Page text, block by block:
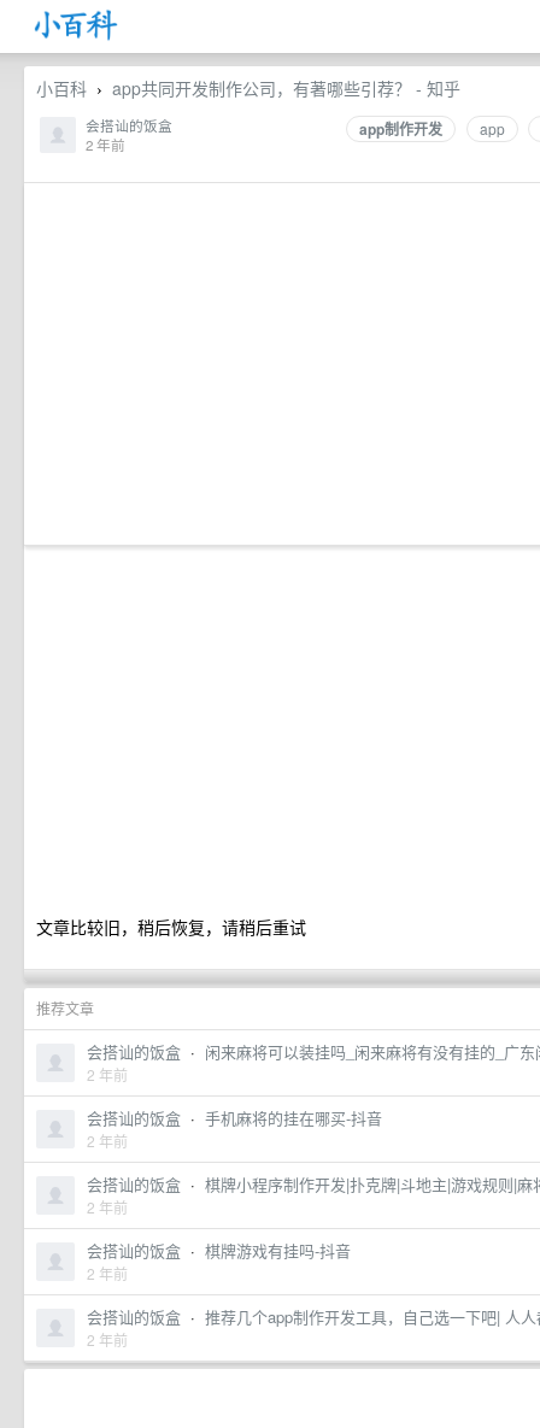
小百科 › app共同开发制作公司，有著哪些引荐？ - 知乎
app制作开发 app
会搭讪的饭盒
2 年前
文章比较旧，稍后恢复，请稍后重试
推荐文章
会搭讪的饭盒 · 闲来麻将可以装挂吗_闲来麻将有没有挂的_广
2 年前
会搭讪的饭盒 · 手机麻将的挂在哪买-抖音
2 年前
会搭讪的饭盒 · 棋牌小程序制作开发|扑克牌|斗地主|游戏规则|麻
2 年前
会搭讪的饭盒 · 棋牌游戏有挂吗-抖音
2 年前
会搭讪的饭盒 · 推荐几个app制作开发工具，自己选一下吧| 人
2 年前